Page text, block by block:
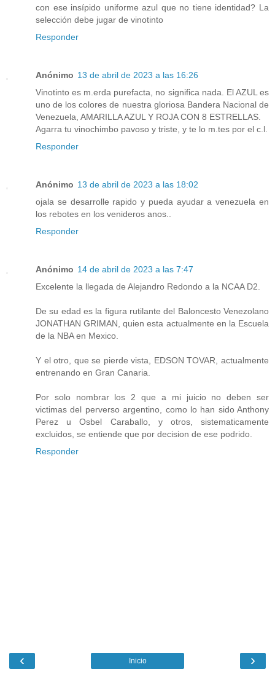
con ese insípido uniforme azul que no tiene identidad? La
selección debe jugar de vinotinto
Responder
Anónimo 13 de abril de 2023 a las 16:26
Vinotinto es m.erda purefacta, no significa nada. El AZUL es
uno de los colores de nuestra gloriosa Bandera Nacional de
Venezuela, AMARILLA AZUL Y ROJA CON 8 ESTRELLAS.
Agarra tu vinochimbo pavoso y triste, y te lo m.tes por el c.l.
Responder
Anónimo 13 de abril de 2023 a las 18:02
ojala se desarrolle rapido y pueda ayudar a venezuela en
los rebotes en los venideros anos..
Responder
Anónimo 14 de abril de 2023 a las 7:47
Excelente la llegada de Alejandro Redondo a la NCAA D2.
De su edad es la figura rutilante del Baloncesto Venezolano
JONATHAN GRIMAN, quien esta actualmente en la Escuela
de la NBA en Mexico.
Y el otro, que se pierde vista, EDSON TOVAR, actualmente
entrenando en Gran Canaria.
Por solo nombrar los 2 que a mi juicio no deben ser
victimas del perverso argentino, como lo han sido Anthony
Perez u Osbel Caraballo, y otros, sistematicamente
excluidos, se entiende que por decision de ese podrido.
Responder
‹ ›
Inicio